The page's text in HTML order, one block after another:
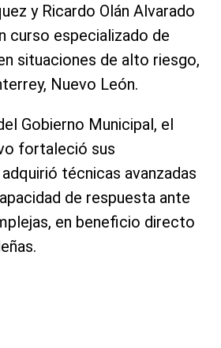
y Ricardo Olán Alvarado
curso especializado de
situaciones de alto riesgo,
Nuevo León.
Gobierno Municipal, el
fortaleció sus
técnicas avanzadas
de respuesta ante
en beneficio directo